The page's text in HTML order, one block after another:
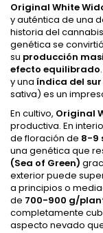
Original White
y auténtica de una
historia del
genética se
su producción
efecto equilibrado
y una índica del
sativa) es un
En cultivo, Original
productiva. En
de floración de 8-9
una genética que
(Sea of Green)
exterior puede
a principios o
de 700-900 g/
completamente
aspecto nevado